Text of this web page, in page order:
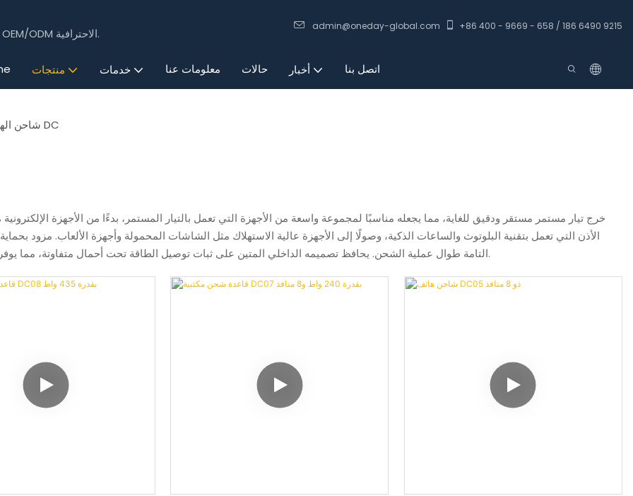
15 عامًا من الخبرة في تصنيع الإلكترونيات الاستهلاكية باستخدام تقنيات OEM/ODM الاحترافية.
admin@oneday-global.com +86 400 - 9669 - 658 / 186 6490 9215
منتجات خدمات معلومات عنا حالات أخبار اتصل بنا
شاحن الهاتف DC
الأذن التي تعمل بتقنية البلوتوث والساعات الذكية، وصولًا إلى الأجهزة عالية الاستهلاك مثل الشاشات المحمولة وأجهزة الألعاب. مزود
التامة طوال عملية الشحن. يحافظ تصميمه الداخلي المتين على ثبات توصيل الطاقة تحت أحمال متفاوتة، مما يوفر الموثوقية سواءً تم استخدامه في المنزل أو ورشة العمل أو أثناء السفر.